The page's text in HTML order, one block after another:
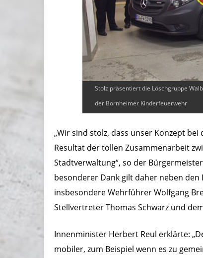
Stolz präsentiert die Löschgruppe
der Bornheimer Kinderfeuerwehr
„Wir sind stolz, dass unser Konzept
Resultat der tollen Zusammenarbeit
Stadtverwaltung“, so der
besonderer Dank gilt daher neben
insbesondere Wehrführer Wolfgang
Stellvertreter Thomas Schwarz und
Innenminister Herbert Reul erklärte:
mobiler, zum Beispiel wenn es zu